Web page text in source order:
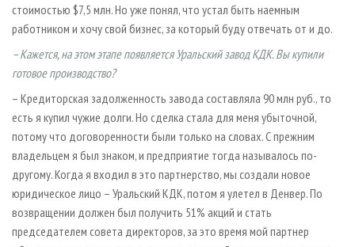
стоимостью $7,5 млн. Но уже понял, что устал быть наемным
работником и хочу свой бизнес, за который буду отвечать от и до.
– Кажется, на этом этапе появляется Уральский завод КДК. Вы купили
готовое производство?
– Кредиторская задолженность завода составляла 90 млн руб., то
есть я купил чужие долги. Но сделка стала для меня убыточной,
потому что договоренности были только на словах. С прежним
владельцем я был знаком, и предприятие тогда называлось по-
другому. Когда я входил в это партнерство, мы создали новое
юридическое лицо – Уральский КДК, потом я улетел в Денвер. По
возвращении должен был получить 51% акций и стать
председателем совета директоров, за это время мой партнер